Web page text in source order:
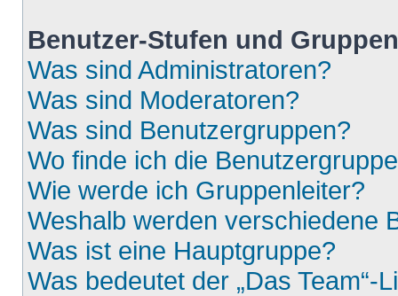
Benutzer-Stufen und Gruppen
Was sind Administratoren?
Was sind Moderatoren?
Was sind Benutzergruppen?
Wo finde ich die
Wie werde ich Gruppenleiter?
Weshalb werden verschiedene
Was ist eine Hauptgruppe?
Was bedeutet der „Das Team“-